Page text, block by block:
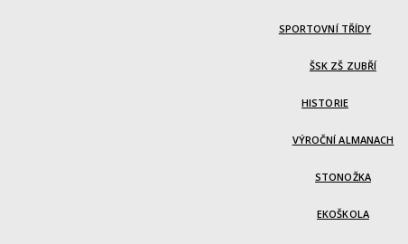
SPORTOVNÍ TŘÍDY
ŠSK ZŠ ZUBŘÍ
HISTORIE
VÝROČNÍ ALMANACH
STONOŽKA
EKOŠKOLA